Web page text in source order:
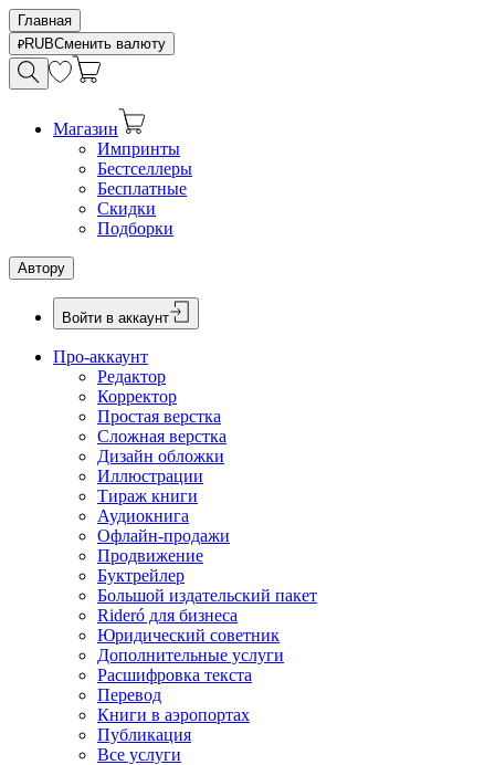
Главная
RUBСменить валюту
Магазин
Импринты
Бестселлеры
Бесплатные
Скидки
Подборки
Автору
Войти в аккаунт
Про-аккаунт
Редактор
Корректор
Простая верстка
Сложная верстка
Дизайн обложки
Иллюстрации
Тираж книги
Аудиокнига
Офлайн-продажи
Продвижение
Буктрейлер
Большой издательский пакет
Rideró для бизнеса
Юридический советник
Дополнительные услуги
Расшифровка текста
Перевод
Книги в аэропортах
Публикация
Все услуги